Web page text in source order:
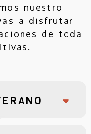
nuestro
a disfrutar
de toda